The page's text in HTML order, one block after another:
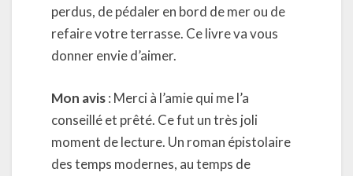
perdus, de pédaler en bord de mer ou de
refaire votre terrasse. Ce livre va vous
donner envie d’aimer.
Mon avis: Merci à l’amie qui me l’a
conseillé et prêté. Ce fut un très joli
moment de lecture. Un roman épistolaire
des temps modernes, au temps de